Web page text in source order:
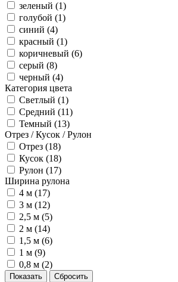
зеленый (1)
голубой (1)
синий (4)
красный (1)
коричневый (6)
серый (8)
черный (4)
Категория цвета
Светлый (1)
Средний (11)
Темный (13)
Отрез / Кусок / Рулон
Отрез (18)
Кусок (18)
Рулон (17)
Ширина рулона
4 м (17)
3 м (12)
2,5 м (5)
2 м (14)
1,5 м (6)
1 м (9)
0,8 м (2)